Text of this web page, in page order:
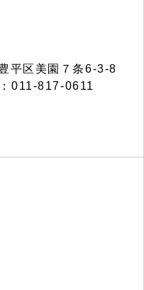
平区美園７条6-3-8
011-817-0611